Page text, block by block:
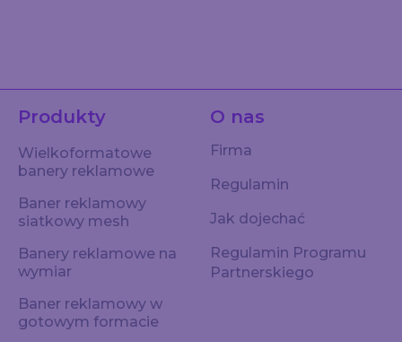
Produkty
Wielkoformatowe
banery reklamowe
Baner reklamowy
siatkowy mesh
Banery reklamowe na
wymiar
Baner reklamowy w
gotowym formacie
O nas
Firma
Regulamin
Jak dojechać
Regulamin Programu
Partnerskiego